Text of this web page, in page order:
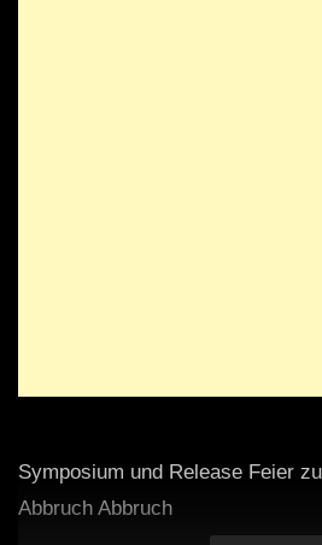
Symposium und Release Feier
Abbruch Abbruch